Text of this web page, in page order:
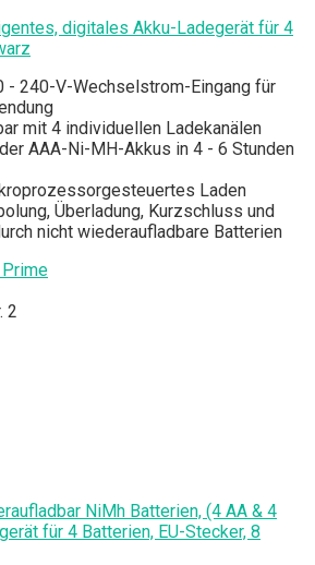
digitales Akku-Ladegerät für 4
- 240-V-Wechselstrom-Eingang für
mit 4 individuellen Ladekanälen
AAA-Ni-MH-Akkus in 4 - 6 Stunden
Laden
Überladung, Kurzschluss und
nicht wiederaufladbare Batterien
2
NiMh Batterien, (4 AA & 4
für 4 Batterien, EU-Stecker, 8